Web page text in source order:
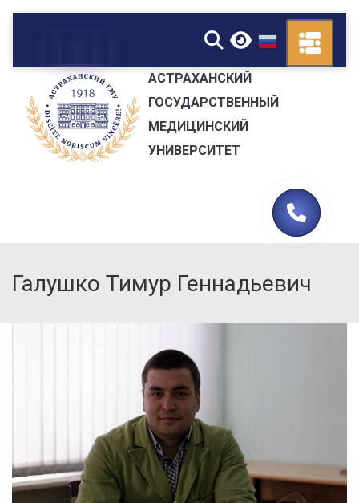
▼
АСТРАХАНСКИЙ
ГОСУДАРСТВЕННЫЙ
МЕДИЦИНСКИЙ
УНИВЕРСИТЕТ
Галушко Тимур Геннадьевич